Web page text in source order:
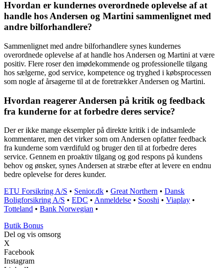
Hvordan er kundernes overordnede oplevelse af at
handle hos Andersen og Martini sammenlignet med
andre bilforhandlere?
Sammenlignet med andre bilforhandlere synes kundernes
overordnede oplevelse af at handle hos Andersen og Martini at være
positiv. Flere roser den imødekommende og professionelle tilgang
hos sælgerne, god service, kompetence og tryghed i købsprocessen
som nogle af årsagerne til at de foretrækker Andersen og Martini.
Hvordan reagerer Andersen på kritik og feedback
fra kunderne for at forbedre deres service?
Der er ikke mange eksempler på direkte kritik i de indsamlede
kommentarer, men det virker som om Andersen opfatter feedback
fra kunderne som værdifuld og bruger den til at forbedre deres
service. Gennem en proaktiv tilgang og god respons på kundens
behov og ønsker, synes Andersen at stræbe efter at levere en endnu
bedre oplevelse for deres kunder.
ETU Forsikring A/S • Senior.dk • Great Northern • Dansk
Boligforsikring A/S • EDC • Anmeldelse • Sooshi • Viaplay •
Totteland • Bank Norwegian •
Butik Bonus
Del og vis omsorg
X
Facebook
Instagram